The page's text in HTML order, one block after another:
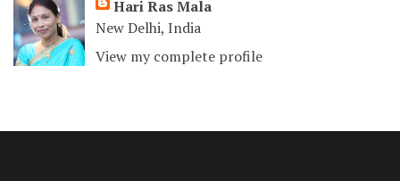
Hari Ras Mala
New Delhi, India
View my complete profile